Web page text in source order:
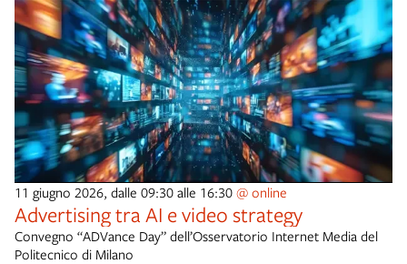
11 giugno 2026, dalle 09:30 alle 16:30 @ online
Advertising tra AI e video strategy
Convegno “ADVance Day” dell’Osservatorio Internet Media del
Politecnico di Milano